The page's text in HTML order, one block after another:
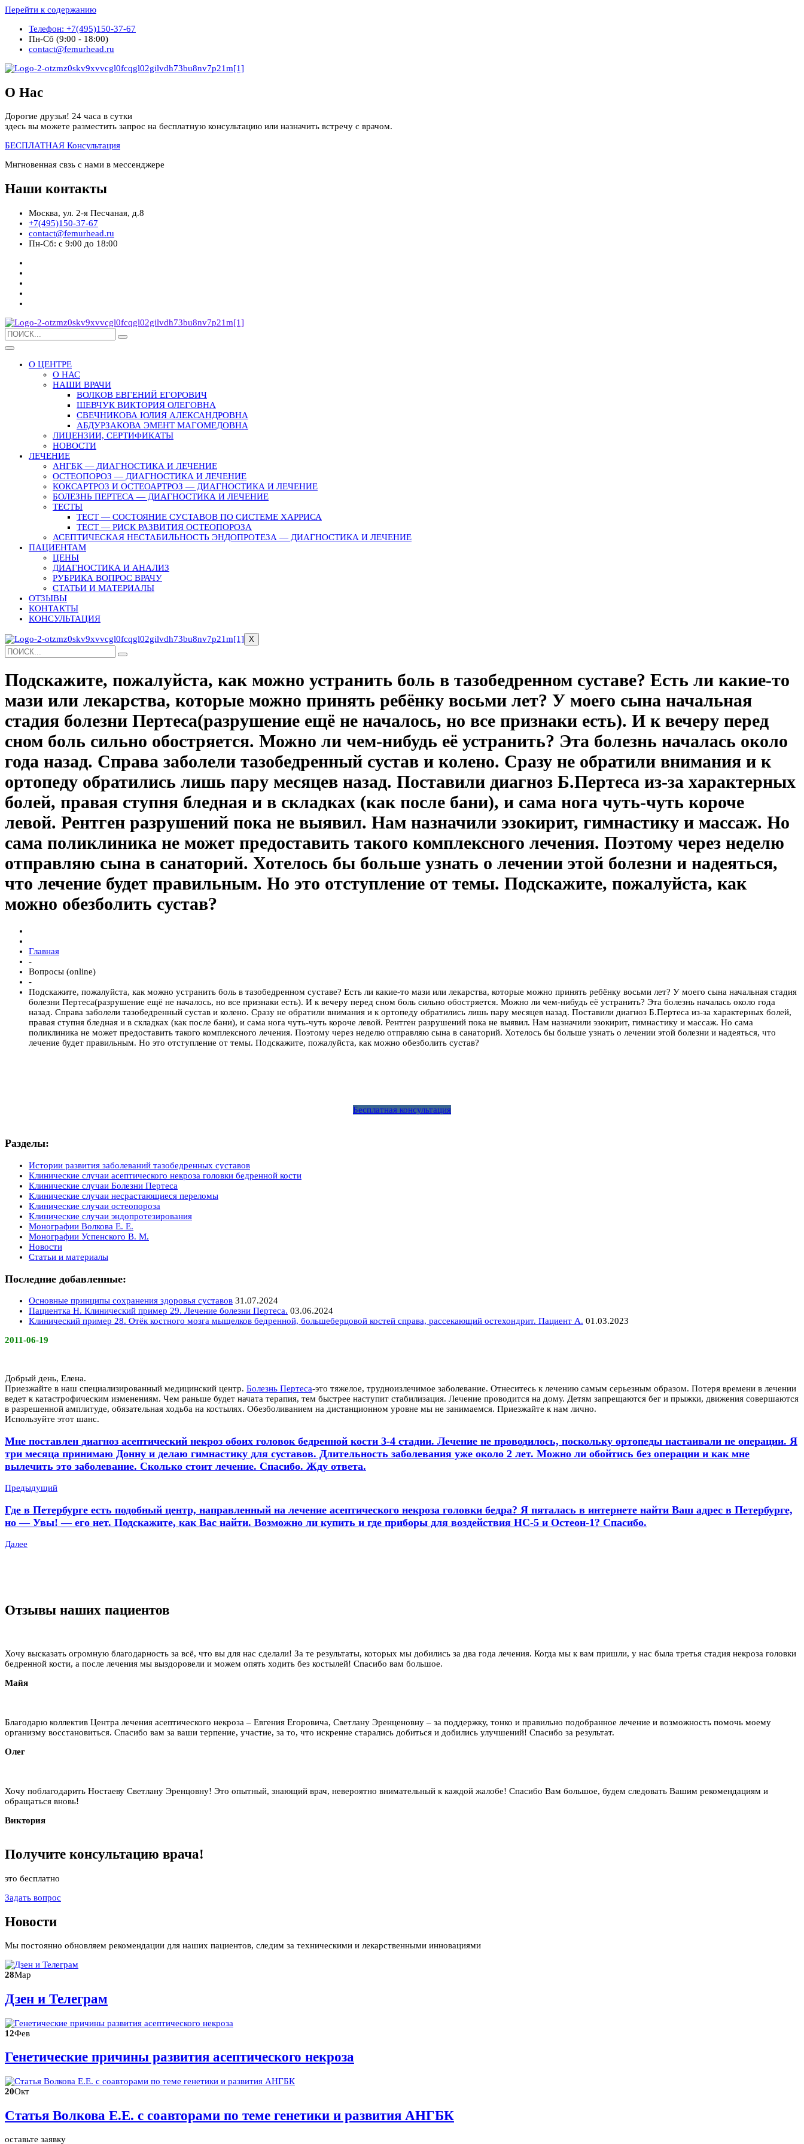
Перейти к содержанию
Телефон: +7(495)150-37-67
Пн-Сб (9:00 - 18:00)
contact@femurhead.ru
О Нас
Дорогие друзья! 24 часа в сутки
здесь вы можете разместить запрос на бесплатную консультацию или назначить встречу с врачом.
БЕСПЛАТНАЯ Консультация
Мнгновенная свзь с нами в мессенджере
Наши контакты
Москва, ул. 2-я Песчаная, д.8
+7(495)150-37-67
contact@femurhead.ru
Пн-Сб: с 9:00 до 18:00
О ЦЕНТРЕ
О НАС
НАШИ ВРАЧИ
ВОЛКОВ ЕВГЕНИЙ ЕГОРОВИЧ
ШЕВЧУК ВИКТОРИЯ ОЛЕГОВНА
СВЕЧНИКОВА ЮЛИЯ АЛЕКСАНДРОВНА
АБДУРЗАКОВА ЭМЕНТ МАГОМЕДОВНА
ЛИЦЕНЗИИ, СЕРТИФИКАТЫ
НОВОСТИ
ЛЕЧЕНИЕ
АНГБК — ДИАГНОСТИКА И ЛЕЧЕНИЕ
ОСТЕОПОРОЗ — ДИАГНОСТИКА И ЛЕЧЕНИЕ
КОКСАРТРОЗ И ОСТЕОАРТРОЗ — ДИАГНОСТИКА И ЛЕЧЕНИЕ
БОЛЕЗНЬ ПЕРТЕСА — ДИАГНОСТИКА И ЛЕЧЕНИЕ
ТЕСТЫ
ТЕСТ — СОСТОЯНИЕ СУСТАВОВ ПО СИСТЕМЕ ХАРРИСА
ТЕСТ — РИСК РАЗВИТИЯ ОСТЕОПОРОЗА
АСЕПТИЧЕСКАЯ НЕСТАБИЛЬНОСТЬ ЭНДОПРОТЕЗА — ДИАГНОСТИКА И ЛЕЧЕНИЕ
ПАЦИЕНТАМ
ЦЕНЫ
ДИАГНОСТИКА И АНАЛИЗ
РУБРИКА ВОПРОС ВРАЧУ
СТАТЬИ И МАТЕРИАЛЫ
ОТЗЫВЫ
КОНТАКТЫ
КОНСУЛЬТАЦИЯ
X
Подскажите, пожалуйста, как можно устранить боль в тазобедренном суставе? Есть ли какие-то
мази или лекарства, которые можно принять ребёнку восьми лет? У моего сына начальная
стадия болезни Пертеса(разрушение ещё не началось, но все признаки есть). И к вечеру перед
сном боль сильно обостряется. Можно ли чем-нибудь её устранить? Эта болезнь началась около
года назад. Справа заболели тазобедренный сустав и колено. Сразу не обратили внимания и к
ортопеду обратились лишь пару месяцев назад. Поставили диагноз Б.Пертеса из-за характерных
болей, правая ступня бледная и в складках (как после бани), и сама нога чуть-чуть короче
левой. Рентген разрушений пока не выявил. Нам назначили эзокирит, гимнастику и массаж. Но
сама поликлиника не может предоставить такого комплексного лечения. Поэтому через неделю
отправляю сына в санаторий. Хотелось бы больше узнать о лечении этой болезни и надеяться,
что лечение будет правильным. Но это отступление от темы. Подскажите, пожалуйста, как
можно обезболить сустав?
Главная
-
Вопросы (online)
-
Подскажите, пожалуйста, как можно устранить боль в тазобедренном суставе? Есть ли какие-то мази или лекарства, которые можно принять ребёнку восьми лет? У моего сына начальная стадия
болезни Пертеса(разрушение ещё не началось, но все признаки есть). И к вечеру перед сном боль сильно обостряется. Можно ли чем-нибудь её устранить? Эта болезнь началась около года
назад. Справа заболели тазобедренный сустав и колено. Сразу не обратили внимания и к ортопеду обратились лишь пару месяцев назад. Поставили диагноз Б.Пертеса из-за характерных болей,
правая ступня бледная и в складках (как после бани), и сама нога чуть-чуть короче левой. Рентген разрушений пока не выявил. Нам назначили эзокирит, гимнастику и массаж. Но сама
поликлиника не может предоставить такого комплексного лечения. Поэтому через неделю отправляю сына в санаторий. Хотелось бы больше узнать о лечении этой болезни и надеяться, что
лечение будет правильным. Но это отступление от темы. Подскажите, пожалуйста, как можно обезболить сустав?
Бесплатная консультация
Разделы:
Истории развития заболеваний тазобедренных суставов
Клинические случаи асептического некроза головки бедренной кости
Клинические случаи Болезни Пертеса
Клинические случаи несрастающиеся переломы
Клинические случаи остеопороза
Клинические случаи эндопротезирования
Монографии Волкова Е. Е.
Монографии Успенского В. М.
Новости
Статьи и материалы
Последние добавленные:
Основные принципы сохранения здоровья суставов 31.07.2024
Пациентка Н. Клинический пример 29. Лечение болезни Пертеса. 03.06.2024
Клинический пример 28. Отёк костного мозга мыщелков бедренной, большеберцовой костей справа, рассекающий остехондрит. Пациент А. 01.03.2023
2011-06-19
Добрый день, Елена.
Приезжайте в наш специализированный медицинский центр. Болезнь Пертеса-это тяжелое, трудноизлечимое заболевание. Отнеситесь к лечению самым серьезным образом. Потеря времени в лечении
ведет к катастрофическим изменениям. Чем раньше будет начата терапия, тем быстрее наступит стабилизация. Лечение проводится на дому. Детям запрещаются бег и прыжки, движения совершаются
в разрешенной амплитуде, обязательная ходьба на костылях. Обезболиванием на дистанционном уровне мы не занимаемся. Приезжайте к нам лично.
Используйте этот шанс.
Мне поставлен диагноз асептический некроз обоих головок бедренной кости 3-4 стадии. Лечение не проводилось, поскольку ортопеды настаивали не операции. Я
три месяца принимаю Донну и делаю гимнастику для суставов. Длительность заболевания уже около 2 лет. Можно ли обойтись без операции и как мне
вылечить это заболевание. Сколько стоит лечение. Спасибо. Жду ответа.
Предыдущий
Где в Петербурге есть подобный центр, направленный на лечение асептического некроза головки бедра? Я пяталась в интернете найти Ваш адрес в Петербурге,
но — Увы! — его нет. Подскажите, как Вас найти. Возможно ли купить и где приборы для воздействия НС-5 и Остеон-1? Спасибо.
Далее
Отзывы наших пациентов
Хочу высказать огромную благодарность за всё, что вы для нас сделали! За те результаты, которых мы добились за два года лечения. Когда мы к вам пришли, у нас была третья стадия некроза головки
бедренной кости, а после лечения мы выздоровели и можем опять ходить без костылей! Спасибо вам большое.
Майя
Благодарю коллектив Центра лечения асептического некроза – Евгения Егоровича, Светлану Эренценовну – за поддержку, тонко и правильно подобранное лечение и возможность помочь моему
организму восстановиться. Спасибо вам за ваши терпение, участие, за то, что искренне старались добиться и добились улучшений! Спасибо за результат.
Олег
Хочу поблагодарить Ностаеву Светлану Эренцовну! Это опытный, знающий врач, невероятно внимательный к каждой жалобе! Спасибо Вам большое, будем следовать Вашим рекомендациям и
обращаться вновь!
Виктория
Получите консультацию врача!
это бесплатно
Задать вопрос
Новости
Мы постоянно обновляем рекомендации для наших пациентов, следим за техническими и лекарственными инновациями
28Мар
Дзен и Телеграм
12Фев
Генетические причины развития асептического некроза
20Окт
Статья Волкова Е.Е. с соавторами по теме генетики и развития АНГБК
оставьте заявку